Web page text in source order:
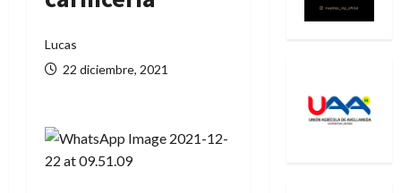
Lucas
22 diciembre, 2021